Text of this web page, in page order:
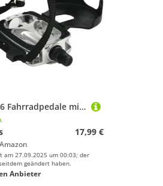
EIRONA 9/16 Fahrradpedale mit verstellbaren Riemen und Zehenclips – rutschfeste Pedale für Heimtrainer, Indoor Cycling, Spinning Bike und Mountainbike
17,99 €
Amazon
am 27.09.2025 um 00:03; der
geändert haben.
Anbieter